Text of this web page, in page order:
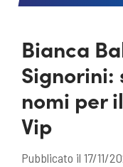
Bianca
Signorini:
nomi per
Vip
Pubblicato il 17/11/